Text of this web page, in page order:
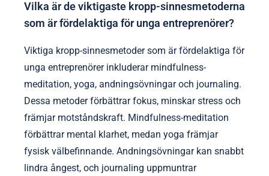
Vilka är de viktigaste kropp-sinnesmetoderna
som är fördelaktiga för unga entreprenörer?
Viktiga kropp-sinnesmetoder som är fördelaktiga för
unga entreprenörer inkluderar mindfulness-
meditation, yoga, andningsövningar och journaling.
Dessa metoder förbättrar fokus, minskar stress och
främjar motståndskraft. Mindfulness-meditation
förbättrar mental klarhet, medan yoga främjar
fysisk välbefinnande. Andningsövningar kan snabbt
lindra ångest, och journaling uppmuntrar